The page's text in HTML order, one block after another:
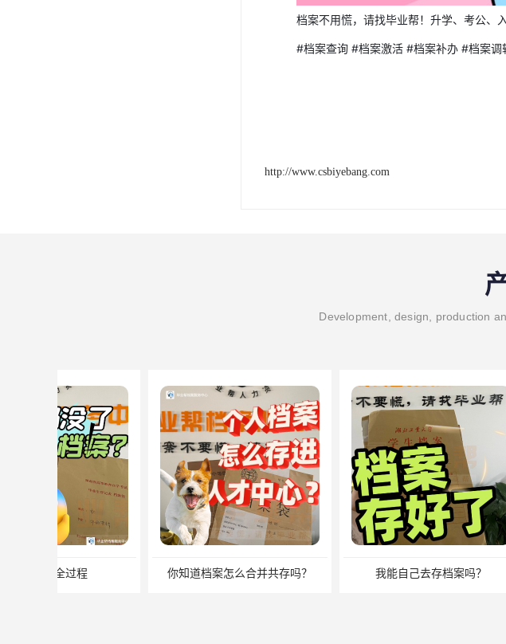
档案不用慌，请找毕业帮！ 升学、考公、
#档案查询 #档案激活 #档案补办 #档案调
http://www.csbiyebang.com
Development, design, production
你知道档案怎么合并共存吗？ 我能自己去存档案吗？